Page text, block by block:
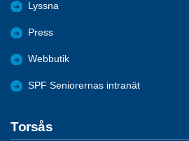
Lyssna
Press
Webbutik
SPF Seniorernas intranät
Torsås